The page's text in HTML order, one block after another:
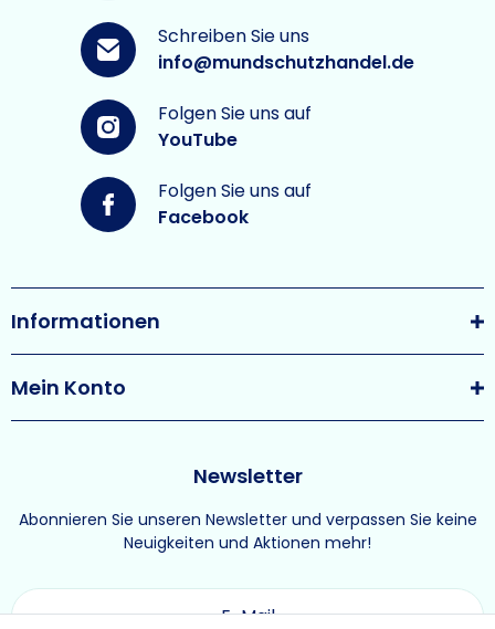
Schreiben Sie uns
info@mundschutzhandel.de
Folgen Sie uns auf
YouTube
Folgen Sie uns auf
Facebook
Newsletter
Abonnieren Sie unseren Newsletter und verpassen Sie keine
Neuigkeiten und Aktionen mehr!
Informationen
Mein Konto